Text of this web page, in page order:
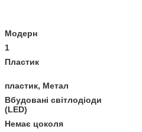
Модерн
1
Пластик
пластик, Метал
Вбудовані світлодіоди
(LED)
Немає цоколя